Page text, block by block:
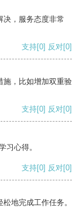
决，服务态度非常
支持[0] 反对[0]
施，比如增加双重验
支持[0] 反对[0]
习心得。
支持[0] 反对[0]
地完成工作任务。